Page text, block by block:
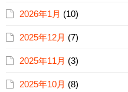
2026年1月 (10)
2025年12月 (7)
2025年11月 (3)
2025年10月 (8)